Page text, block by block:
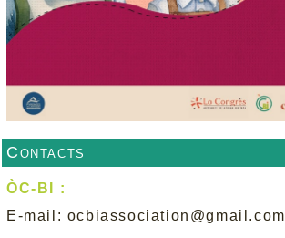
Contacts
ÒC-BI :
E-mail : ocbiassociation@gmail.com